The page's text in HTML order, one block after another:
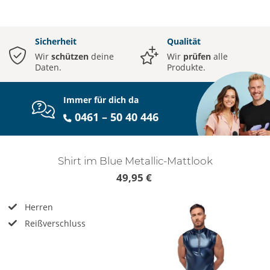
Sicherheit
Wir schützen deine
Daten.
Qualität
Wir prüfen alle
Produkte.
Immer für dich da
0461 – 50 40 446
Shirt im Blue Metallic-Mattlook
49,95 €
Herren
Reißverschluss